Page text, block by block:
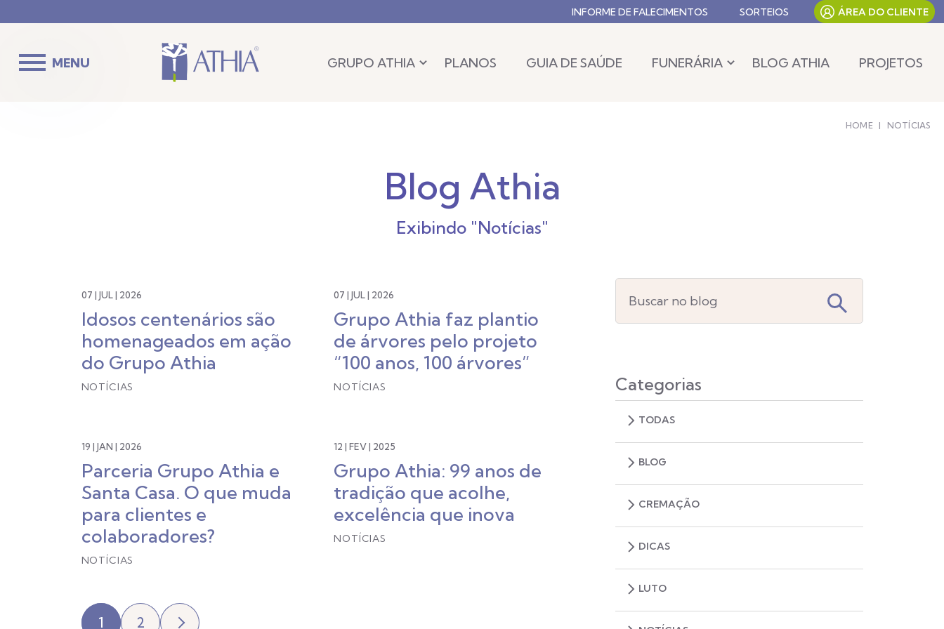
INFORME DE FALECIMENTOS SORTEIOS ÁREA DO CLIENTE
MENU GRUPO ATHIA PLANOS GUIA DE SAÚDE FUNERÁRIA BLOG ATHIA PROJETOS
HOME | NOTÍCIAS
Blog Athia
Exibindo "Notícias"
07 | JUL | 2026
Idosos centenários são
homenageados em ação
do Grupo Athia
NOTÍCIAS
07 | JUL | 2026
Grupo Athia faz plantio
de árvores pelo projeto
“100 anos, 100 árvores”
NOTÍCIAS
19 | JAN | 2026
Parceria Grupo Athia e
Santa Casa. O que muda
para clientes e
colaboradores?
NOTÍCIAS
12 | FEV | 2025
Grupo Athia: 99 anos de
tradição que acolhe,
excelência que inova
NOTÍCIAS
1 2
Categorias
TODAS
BLOG
CREMAÇÃO
DICAS
LUTO